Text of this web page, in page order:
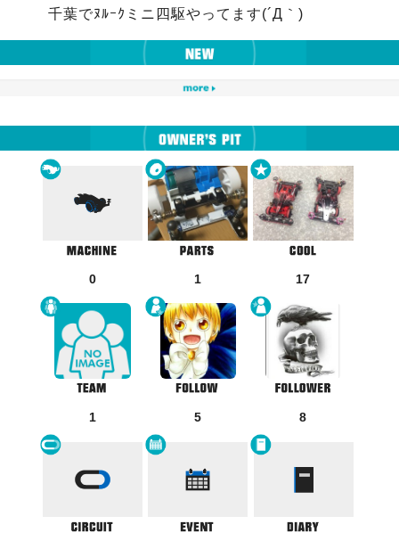
千葉でﾇﾙｰｸミニ四駆やってます(´Д｀)
0 1 17
1 5 8